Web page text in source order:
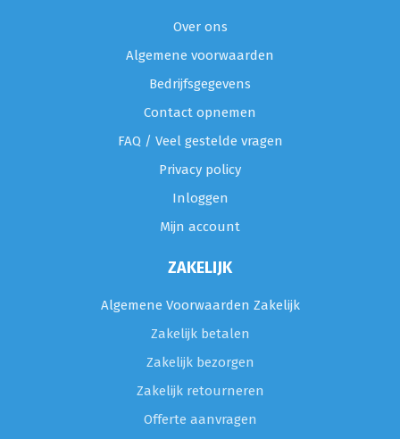
Over ons
Algemene voorwaarden
Bedrijfsgegevens
Contact opnemen
FAQ / Veel gestelde vragen
Privacy policy
Inloggen
Mijn account
ZAKELIJK
Algemene Voorwaarden Zakelijk
Zakelijk betalen
Zakelijk bezorgen
Zakelijk retourneren
Offerte aanvragen